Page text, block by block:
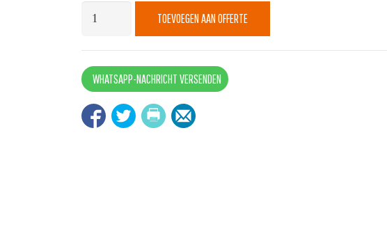
Diva
quantity
TOEVOEGEN AAN OFFERTE
WHATSAPP-NACHRICHT VERSENDEN